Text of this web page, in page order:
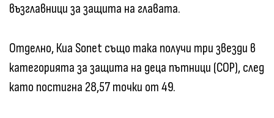
възглавници за защита на главата.
Отделно, Киа Sonet също така получи три звезди в
категорията за защита на деца пътници (COP), след
като постигна 28,57 точки от 49.